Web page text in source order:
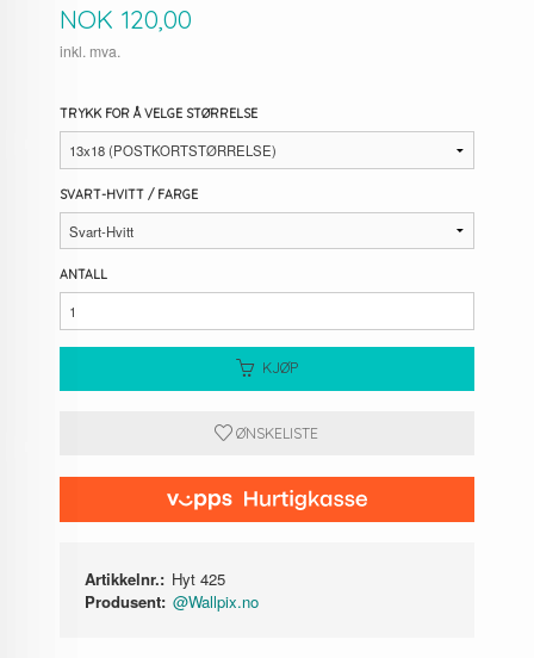
Pris
NOK 120,00
inkl. mva.
TRYKK FOR Å VELGE STØRRELSE
SVART-HVITT / FARGE
ANTALL
KJØP
ØNSKELISTE
Artikkelnr.: Hyt 425
Produsent: @Wallpix.no